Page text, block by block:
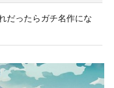
だったらガチ名作にな